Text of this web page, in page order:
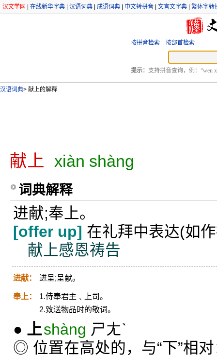
汉文学网 在线新华字典 汉语词典 成语词典 中文转拼音 文言文字典 繁体字转
按拼音检索 按部首检索
提示： 支持拼音查询，例：“wen
汉语词典> 献上的解释
献上 xiàn shàng
词典解释
进献;奉上。
[offer up] 在礼拜中表达(如
献上感恩祷告
进献： 进呈;呈献。
奉上：
1.侍奉君主﹑上司。
2.致送物品时的敬词。
● 上shàng ㄕㄤˋ
◎ 位置在高处的，与“下”相